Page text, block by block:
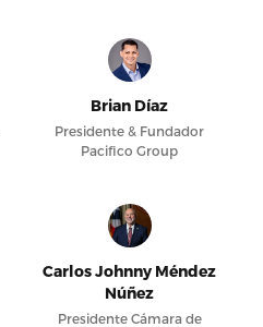
Brian Díaz
Presidente & Fundador
Pacifico Group
Carlos Johnny Méndez
Núñez
Presidente Cámara de